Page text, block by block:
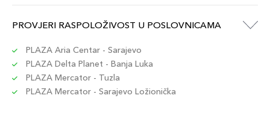
PROVJERI RASPOLOŽIVOST U POSLOVNICAMA
PLAZA Aria Centar - Sarajevo
PLAZA Delta Planet - Banja Luka
PLAZA Mercator - Tuzla
PLAZA Mercator - Sarajevo Ložionička